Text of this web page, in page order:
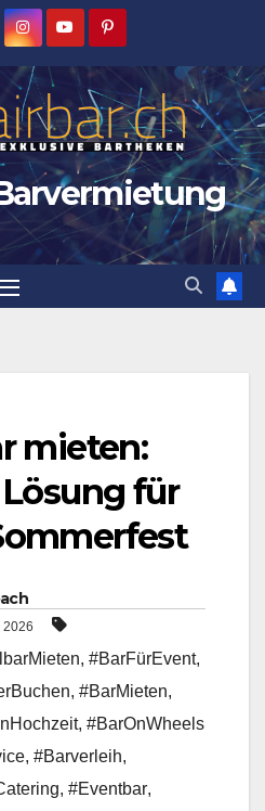
mieten:
für
2026
, #BarFürEvent,
, #BarMieten,
, #BarOnWheels
, #Barverleih,
, #Eventbar,